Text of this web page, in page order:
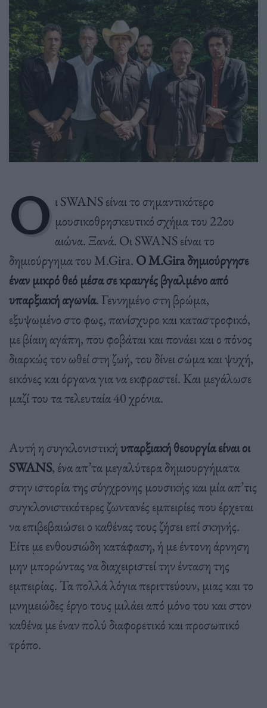
Ο ι SWANS είναι το σημαντικότερο
μουσικοθρησκευτικό σχήμα του 22ου
αιώνα. Ξανά. Οι SWANS είναι το
δημιούργημα του M.Gira. ΟM.Giraδημιούργησε
έναν μικρό θεό μέσα σε κραυγές βγαλμένο από
υπαρξιακή αγωνία. Γεννημένο στη βρώμα,
εξυψωμένο στο φως, πανίσχυρο και καταστροφικό,
με βίαιη αγάπη, που φοβάται και πονάει και ο πόνος
διαρκώς τον ωθεί στη ζωή, του δίνει σώμα και ψυχή,
εικόνες και όργανα για να εκφραστεί. Και μεγάλωσε
μαζί του τα τελευταία 40 χρόνια.
Αυτή η συγκλονιστικήυπαρξιακή θεουργία είναι οι
SWANS, ένα απ’τα μεγαλύτερα δημιουργήματα
στην ιστορία της σύγχρονης μουσικής και μία απ’τις
συγκλονιστικότερες ζωντανές εμπειρίες που έρχεται
να επιβεβαιώσει ο καθένας τους ζήσει επί σκηνής.
Είτε με ενθουσιώδη κατάφαση, ή με έντονη άρνηση
μην μπορώντας να διαχειριστεί την ένταση της
εμπειρίας. Τα πολλά λόγια περιττεύουν, μιας και το
μνημειώδες έργο τους μιλάει από μόνο του και στον
καθένα με έναν πολύ διαφορετικό και προσωπικό
τρόπο.